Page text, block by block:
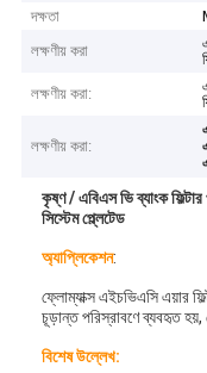
দক্ষতা
লক্ষণীয় করা
লক্ষণীয় করা:
লক্ষণীয় করা:
কৃষ্ণ / এবিএস ভি ব্যাংক
সিস্টেম প্ল্লেটেড
অ্যাপ্লিকেশন:
ফ্লোম্যাক্স এইচভিএসি এয়ার
চূড়ান্ত পরিস্রাবণে ব্যবহৃত
বিশেষ উল্লেখ: